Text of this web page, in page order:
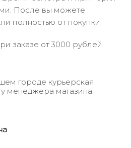
После вы можете
полностью от покупки.
заказе от 3000 рублей.
городе курьерская
менеджера магазина.